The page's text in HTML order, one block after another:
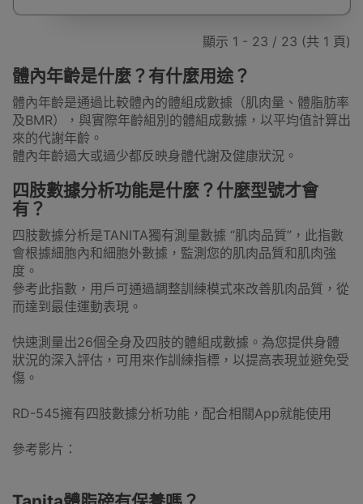
顯示 1 - 23 / 23 (共 1 頁)
體內年齡是什麼？有什麼用途？
體內年齡是通過比較體內的體組成數據（肌肉量、體脂肪率
及BMR），與實際年齡組別的體組成數據，以平均值計算出
來的代謝年齡。
體內年齡過大或過少都反映身體代謝及健康狀況。
四肢數據分析功能是什麼？什麼型號才會
有？
四肢數據分析是TANITA獨有測量數據 “肌肉品質”，此指數
會根據細胞內和細胞外數據，監測您的肌肉品質和肌肉強
度。
參考此指數，用戶可通過調整訓練模式來改善肌肉品質，從
而達到最佳運動表現。
快速測量出26個全身及四肢的體組成數據。為您提供身體
狀況的深入評估，可用來作訓練指標，以提高表現並避免受
傷。
RD-545擁有四肢數據分析功能，配合相關App就能使用
參考影片：